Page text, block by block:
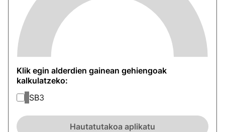
Klik egin alderdien gainean gehiengoak
kalkulatzeko:
SB3
Hautatutakoa aplikatu